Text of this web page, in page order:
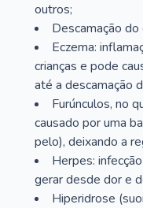
outros;
Descamação
Eczema:
crianças e pode
até a descamação
Furúnculos, no
causado por uma
pelo), deixando a
Herpes:
gerar desde dor e
Hiperidrose